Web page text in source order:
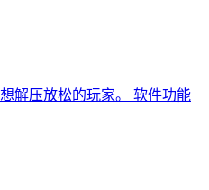
解压放松的玩家。 软件功能